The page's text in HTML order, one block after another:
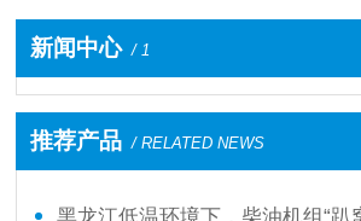
新闻中心 / 1
推荐产品 / RELATED NEWS
黑龙江低温环境下，柴油机组“趴